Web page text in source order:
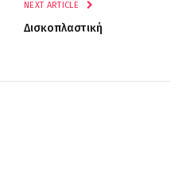
NEXT ARTICLE
Δισκοπλαστική